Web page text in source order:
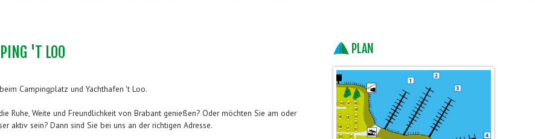
'T LOO
Campingplatz und Yachthafen 't Loo.
Ruhe, Weite und Freundlichkeit von Brabant genießen? Oder möchten Sie am oder
aktiv sein? Dann sind Sie bei uns an der richtigen Adresse.
PLAN